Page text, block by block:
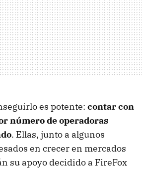
es potente: contar con
número de operadoras
. Ellas, junto a algunos
en crecer en mercados
su apoyo decidido a FireFox